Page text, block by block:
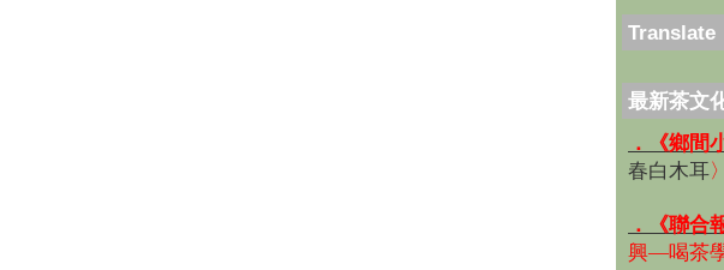
Translate
最新茶文
．《鄉間
春白木耳〉
．《聯合
興—喝茶